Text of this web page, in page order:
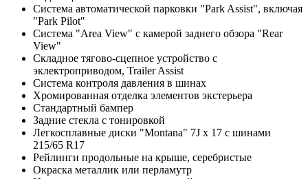
Система автоматической парковки "Park Assist", включая
"Park Pilot"
Система "Area View" c камерой заднего обзора "Rear
View"
Складное тягово-сцепное устройство с
эклектроприводом, Trailer Assist
Система контроля давления в шинах
Хромированная отделка элементов экстерьера
Стандартный бампер
Задние стекла с тонировкой
Легкосплавные диски "Montana" 7J x 17 с шинами
215/65 R17
Рейлинги продольные на крыше, серебристые
Окраска металлик или перламутр